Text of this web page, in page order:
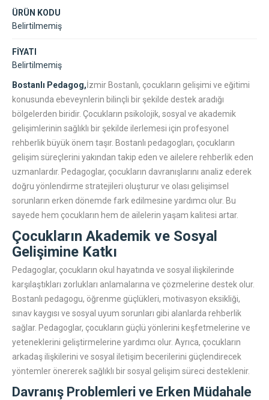
ÜRÜN KODU
Belirtilmemiş
FİYATI
Belirtilmemiş
Bostanlı Pedagog,İzmir Bostanlı, çocukların gelişimi ve eğitimi
konusunda ebeveynlerin bilinçli bir şekilde destek aradığı
bölgelerden biridir. Çocukların psikolojik, sosyal ve akademik
gelişimlerinin sağlıklı bir şekilde ilerlemesi için profesyonel
rehberlik büyük önem taşır. Bostanlı pedagogları, çocukların
gelişim süreçlerini yakından takip eden ve ailelere rehberlik eden
uzmanlardır. Pedagoglar, çocukların davranışlarını analiz ederek
doğru yönlendirme stratejileri oluşturur ve olası gelişimsel
sorunların erken dönemde fark edilmesine yardımcı olur. Bu
sayede hem çocukların hem de ailelerin yaşam kalitesi artar.
Çocukların Akademik ve Sosyal
Gelişimine Katkı
Pedagoglar, çocukların okul hayatında ve sosyal ilişkilerinde
karşılaştıkları zorlukları anlamalarına ve çözmelerine destek olur.
Bostanlı pedagogu, öğrenme güçlükleri, motivasyon eksikliği,
sınav kaygısı ve sosyal uyum sorunları gibi alanlarda rehberlik
sağlar. Pedagoglar, çocukların güçlü yönlerini keşfetmelerine ve
yeteneklerini geliştirmelerine yardımcı olur. Ayrıca, çocukların
arkadaş ilişkilerini ve sosyal iletişim becerilerini güçlendirecek
yöntemler önererek sağlıklı bir sosyal gelişim süreci desteklenir.
Davranış Problemleri ve Erken Müdahale